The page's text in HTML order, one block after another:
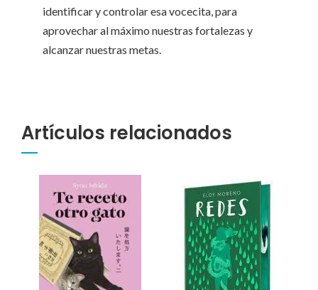
identificar y controlar esa vocecita, para
aprovechar al máximo nuestras fortalezas y
alcanzar nuestras metas.
Artículos relacionados